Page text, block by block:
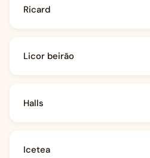
Ricard
Licor beirão
Halls
Icetea